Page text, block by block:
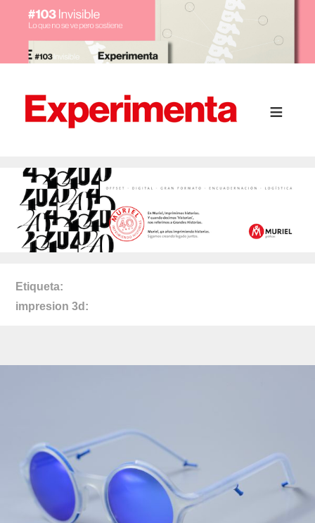
Etiqueta
impresion 3d